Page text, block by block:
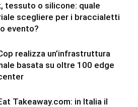
tessuto o silicone: quale
scegliere per i braccialetti
evento?
realizza un’infrastruttura
basata su oltre 100 edge
Takeaway.com: in Italia il